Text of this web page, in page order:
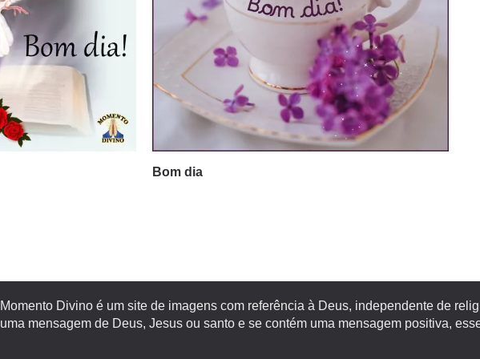
Bom dia
Momento Divino é um site de imagens com referência à Deus, independente de
uma mensagem de Deus, Jesus ou santo e se contém uma mensagem positiva,